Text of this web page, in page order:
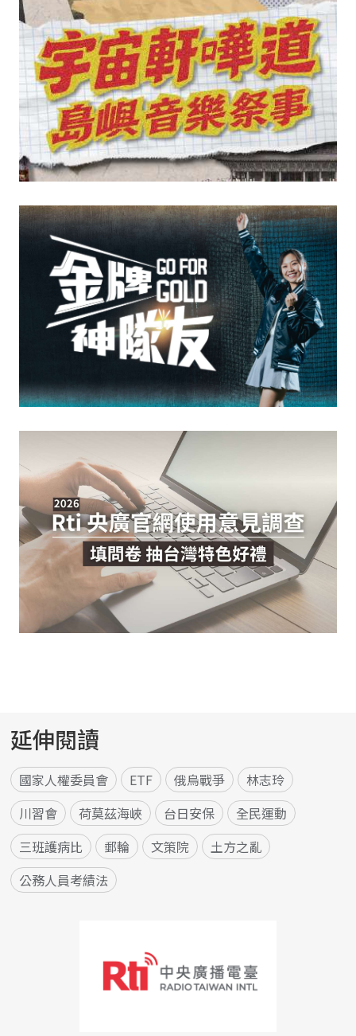
延伸閱讀
國家人權委員會 ETF 俄烏戰爭
林志玲
川習會
荷莫茲海峽 台日安保
全民運動
三班護病比
郵輪 文策院
土方之亂
公務人員考績法